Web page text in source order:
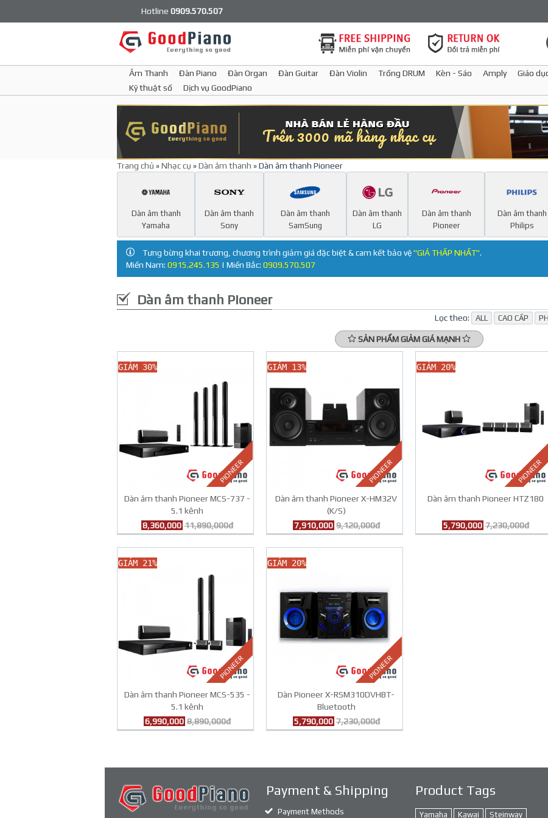
Hotline 0909.570.507
Âm Thanh Đàn Piano Đàn Organ Đàn Guitar Đàn Violin Trống DRUM Kèn - Sáo Amply Giáo
Kỹ thuật số
Dịch vụ GoodPiano
Trang chủ »Nhạc cụ »Dàn âm thanh » Dàn âm thanh Pioneer
Dàn âm thanh
Yamaha
Dàn âm thanh
Sony
Dàn âm thanh
SamSung
Dàn âm thanh
LG
Dàn âm thanh
Pioneer
Dàn âm thanh
Philips
Tưng bừng khai trương, chương trình giảm giá đặc biệt & cam kết bảo vệ"GIÁ THẤP NHẤT".
Miền Nam: 0915.245.135 | Miền Bắc: 0909.570.507
Dàn âm thanh Pioneer
Lọc theo: ALL CAO CẤP
SẢN PHẨM GIẢM GIÁ MẠNH
PIONEER
GIẢM 30%
Dàn âm thanh Pioneer MCS-737 -
5.1 kênh
8,360,000 11,890,000đ
PIONEER
GIẢM 13%
Dàn âm thanh Pioneer X-HM32V
(K/S)
7,910,000 9,120,000đ
PIONEER
GIẢM 20%
Dàn âm thanh Pioneer HTZ180
5,790,000 7,230,000đ
PIONEER
GIẢM 21%
Dàn âm thanh Pioneer MCS-535 -
5.1 kênh
6,990,000 8,890,000đ
PIONEER
GIẢM 20%
Dàn Pioneer X-RSM310DVHBT-
Bluetooth
5,790,000 7,230,000đ
Payment & Shipping
Payment Methods
Product Tags
Yamaha Kawai Steinway